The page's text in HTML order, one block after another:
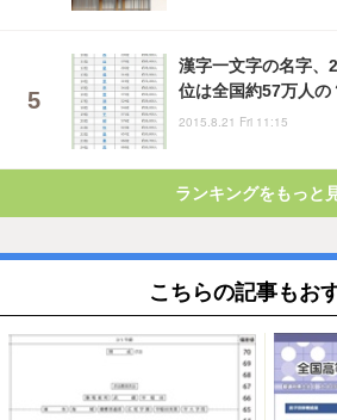
漢字一文字の名字
位は全国約57万人の
2015.8.21 Fri 11:15
ランキングをもっと
こちらの記事もお